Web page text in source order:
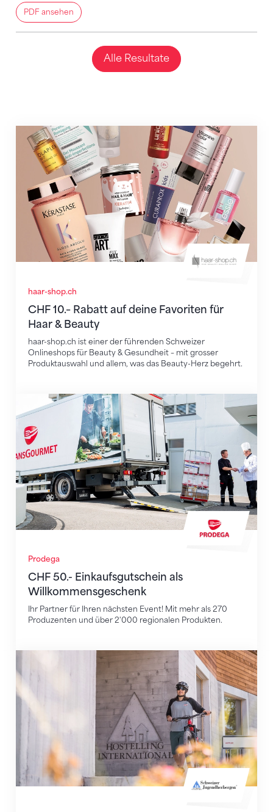
PDF ansehen
Alle Resultate
haar-shop.ch
CHF 10.– Rabatt auf deine Favoriten für
Haar & Beauty
haar-shop.ch ist einer der führenden Schweizer
Onlineshops für Beauty & Gesundheit – mit grosser
Produktauswahl und allem, was das Beauty-Herz begehrt.
CHF 10.– Rabatt auf deine Favoriten für Haar &
Prodega
CHF 50.- Einkaufsgutschein als
Willkommensgeschenk
Ihr Partner für Ihren nächsten Event! Mit mehr als 270
Produzenten und über 2'000 regionalen Produkten.
CHF 50.- Einkaufsgutschein als
15 % Rabatt auf deine Übernachtung